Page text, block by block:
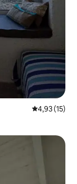
4,93 av 5 i
4,93 (15)